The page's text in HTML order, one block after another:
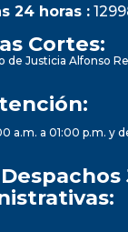
24 horas :
Cortes:
de Justicia Alfonso
a.m. a 01:00 p.m. y